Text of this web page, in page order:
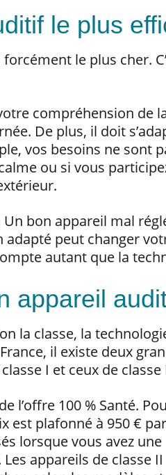
le plus
le plus cher.
compréhension de
De plus, il doit
vos besoins ne sont
ou si vous
Un bon appareil mal
adapté peut changer
autant que la
appareil
la classe, la
il existe deux
I et ceux de classe
l’offre 100 % Santé.
est plafonné à 950 €
lorsque vous avez une
appareils de classe